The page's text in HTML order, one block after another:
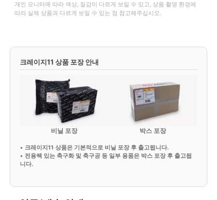
개인 모니터에 따라 색상, 질감이 다르게 보일 수 있고, 상품 촬영 환경에
따라 실제 상품과 다르게 보일 수 있는 점 참고해주십시오.
크레이지11 상품 포장 안내
비닐 포장 박스 포장
• 크레이지11 상품은 기본적으로 비닐 포장 후 출고됩니다.
• 전용쌕 있는 축구화 및 축구공 등 일부 용품은 박스 포장 후 출고됩
니다.